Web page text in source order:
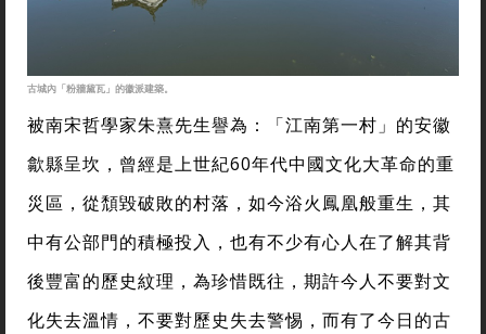
古城內「粉牆黛瓦」的徽派建築。
被南宋哲學家朱熹先生譽為：「江南第一村」的安徽
歙縣呈坎，曾經是上世紀60年代中國文化大革命的重
災區，從頹毀破敗的村落，如今浴火鳳凰般重生，其
中有公部門的積極投入，也有不少有心人在了解其背
後豐富的歷史紋理，為珍惜既往，期許今人不要對文
化失去溫情，不要對歷史失去警惕，而有了今日的古